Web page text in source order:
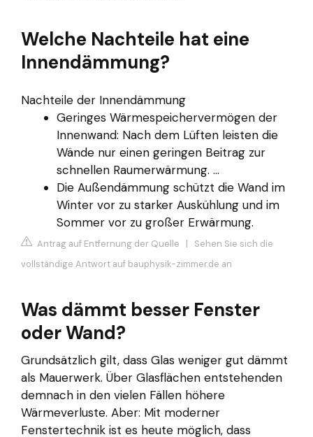
Welche Nachteile hat eine
Innendämmung?
Nachteile der Innendämmung
Geringes Wärmespeichervermögen der
Innenwand: Nach dem Lüften leisten die
Wände nur einen geringen Beitrag zur
schnellen Raumerwärmung. ...
Die Außendämmung schützt die Wand im
Winter vor zu starker Auskühlung und im
Sommer vor zu großer Erwärmung.
Antrag auf Entfernung der Quelle | Sehen Sie sich die
vollständige Antwort auf bauphysik-zimmer.de an
Was dämmt besser Fenster
oder Wand?
Grundsätzlich gilt, dass Glas weniger gut dämmt
als Mauerwerk. Über Glasflächen entstehenden
demnach in den vielen Fällen höhere
Wärmeverluste. Aber: Mit moderner
Fenstertechnik ist es heute möglich, dass